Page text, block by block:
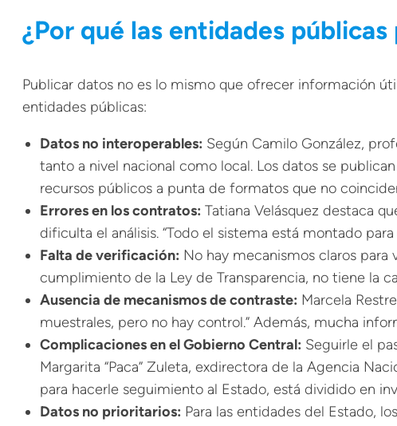
¿Por qué las entidades
Publicar datos no es lo mismo que ofrecer información
entidades públicas:
Datos no interoperables: Según Camilo González,
tanto a nivel nacional como local. Los datos se
recursos públicos a punta de formatos que no
Errores en los contratos: Tatiana Velásquez destaca
dificulta el análisis. “Todo el sistema está montado
Falta de verificación: No hay mecanismos claros para
cumplimiento de la Ley de Transparencia, no tiene la
Ausencia de mecanismos de contraste: Marcela
muestrales, pero no hay control.” Además, mucha
Complicaciones en el Gobierno Central: Seguirle el
Margarita “Paca” Zuleta, exdirectora de la Agencia
para hacerle seguimiento al Estado, está dividido en
Datos no prioritarios: Para las entidades del Estado,